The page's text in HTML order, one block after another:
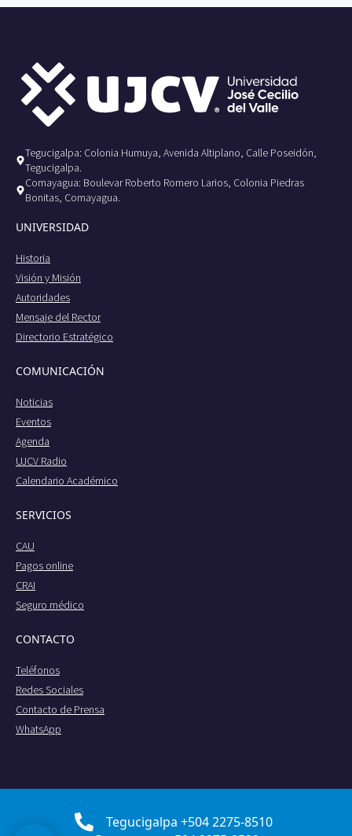
Tegucigalpa: Colonia Humuya, Avenida Altiplano, Calle Poseidón,
Tegucigalpa.
Comayagua: Boulevar Roberto Romero Larios, Colonia Piedras
Bonitas, Comayagua.
UNIVERSIDAD
Historia
Visión y Misión
Autoridades
Mensaje del Rector
Directorio Estratégico
COMUNICACIÓN
Noticias
Eventos
Agenda
UJCV Radio
Calendario Académico
SERVICIOS
CAU
Pagos online
CRAI
Seguro médico
CONTACTO
Teléfonos
Redes Sociales
Contacto de Prensa
WhatsApp
Tegucigalpa +504 2275-8510